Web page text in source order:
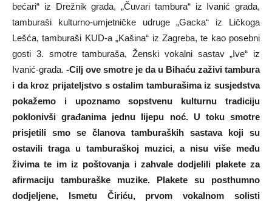
bećari“ iz Drežnik grada, „Čuvari tambura“ iz Ivanić grada,
tamburaši kulturno-umjetničke udruge „Gacka“ iz Ličkoga
Lešća, tamburaši KUD-a „Kašina“ iz Zagreba, te kao posebni
gosti 3. smotre tamburaša, Ženski vokalni sastav „Ive“ iz
Ivanić-grada. -Cilj ove smotre je da u Bihaću zaživi tambura
i da kroz prijateljstvo s ostalim tamburašima iz susjedstva
pokažemo i upoznamo sopstvenu kulturnu tradiciju
poklonivši građanima jednu lijepu noć. U toku smotre
prisjetili smo se članova tamburaških sastava koji su
ostavili traga u tamburaškoj muzici, a nisu više među
živima te im iz poštovanja i zahvale dodjelili plakete za
afirmaciju tamburaške muzike. Plakete su posthumno
dodjeljene, Ismetu Čiriću, prvom vokalnom solisti